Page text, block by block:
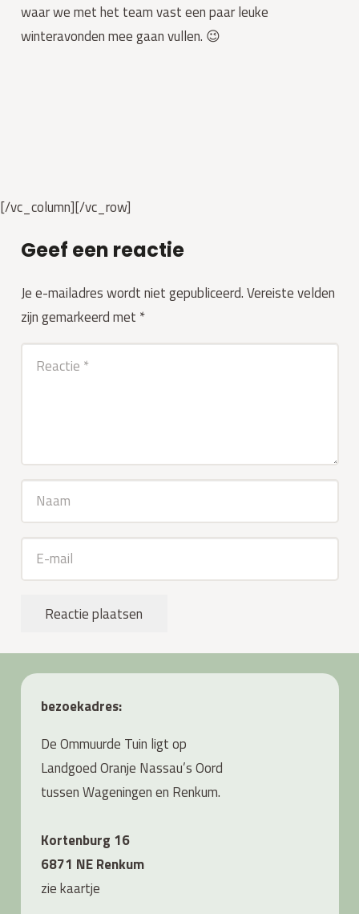
waar we met het team vast een paar leuke
winteravonden mee gaan vullen. 😉
[/vc_column][/vc_row]
Geef een reactie
Je e-mailadres wordt niet gepubliceerd.Vereiste velden
zijn gemarkeerd met *
Reactie plaatsen
bezoekadres:
De Ommuurde Tuin ligt op
Landgoed Oranje Nassau’s Oord
tussen Wageningen en Renkum.
Kortenburg 16
6871 NE Renkum
ziekaartje